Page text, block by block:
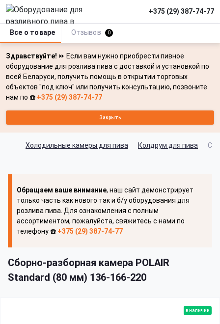
Здравствуйте! ⏩ Если вам нужно приобрести пивное
оборудование для розлива пива с доставкой и установкой по
всей Беларуси, получить помощь в открытии торговых
объектов "под ключ" или получить консультацию, позвоните
нам по ☎️ +375 (29) 387-74-77
Закрыть
+375 (29) 387-74-77
Холодильные камеры для пива Колдрум для пива
Обращаем ваше внимание, наш сайт демонстрирует
только часть как нового так и б/у оборудования для
розлива пива. Для ознакомления с полным
ассортиментом, пожалуйста, свяжитесь с нами по
телефону ☎️ +375 (29) 387-74-77
Сборно-разборная камера POLAIR
Standard (80 мм) 136-166-220
Все о товаре Отзывов 0
в наличии